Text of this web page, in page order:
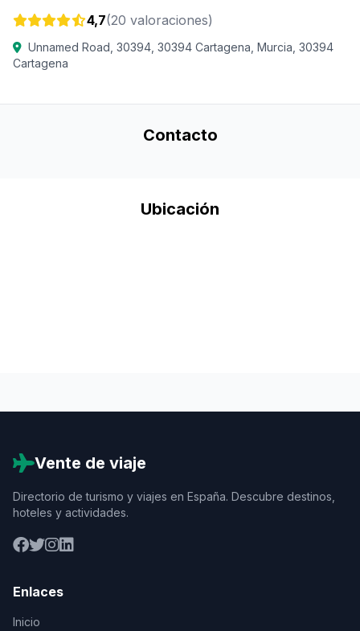
4,7(20 valoraciones)
Unnamed Road, 30394, 30394 Cartagena, Murcia, 30394
Cartagena
Contacto
Ubicación
Vente de viaje
Directorio de turismo y viajes en España. Descubre destinos,
hoteles y actividades.
Enlaces
Inicio